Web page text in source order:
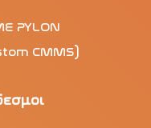
PYLON
CMMS)